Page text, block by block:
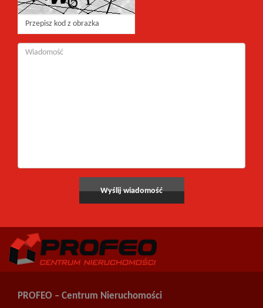
PROFEO – Centrum Nieruchomości